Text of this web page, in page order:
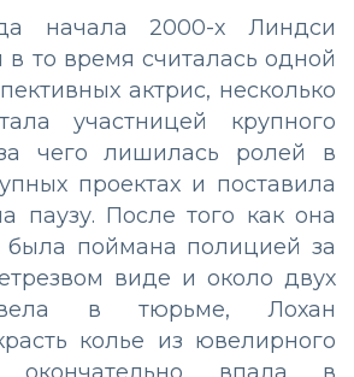
начала 2000-х Линдси
в то время считалась одной
актрис, несколько
участницей крупного
чего лишилась ролей в
проектах и поставила
паузу. После того как она
была поймана полицией за
виде и около двух
в тюрьме, Лохан
колье из ювелирного